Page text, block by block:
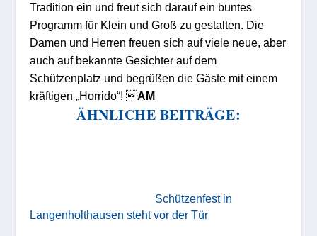
Tradition ein und freut sich darauf ein buntes
Programm für Klein und Groß zu gestalten. Die
Damen und Herren freuen sich auf viele neue, aber
auch auf bekannte Gesichter auf dem
Schützenplatz und begrüßen die Gäste mit einem
kräftigen „Horrido“! AM
ÄHNLICHE BEITRÄGE:
Schützenfest in
Langenholthausen steht vor der Tür